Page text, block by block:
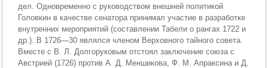
дел. Одновременно с руководством внешней политикой
Головкин в качестве сенатора принимал участие в разработке
внутренних мероприятий (составлении Табели о рангах 1722 и
др.). В 1726—30 являлся членом Верховного тайного совета.
Вместе с В. Л. Долгоруковым отстоял заключение союза с
Австрией (1726) против А. Д. Меншикова, Ф. М. Апраксина и Д.